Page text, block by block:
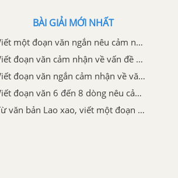
BÀI GIẢI MỚI NHẤT
Viết một đoạn văn ngắn nêu cảm nghĩ của em về động Phong Nha
Viết đoạn văn cảm nhận về vấn đề được đặt ra trong văn bản Bức thư của thủ lĩnh da đỏ
Viết đoạn văn ngắn cảm nhận về văn bản "Bức thư của thủ lĩnh da đỏ"
Viết đoạn văn 6 đến 8 dòng nêu cảm nhận của em sau khi học xong văn bản Lao xao
Từ văn bản Lao xao, viết một đoạn văn tả khu vườn vào buổi sáng